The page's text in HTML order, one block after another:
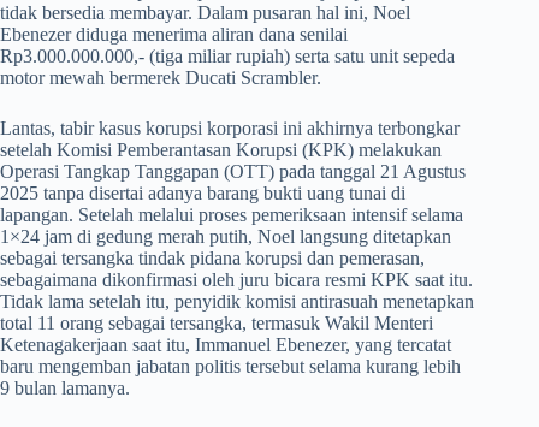
tidak bersedia membayar. Dalam pusaran hal ini, Noel
Ebenezer diduga menerima aliran dana senilai
Rp3.000.000.000,- (tiga miliar rupiah) serta satu unit sepeda
motor mewah bermerek Ducati Scrambler.
​Lantas, tabir kasus korupsi korporasi ini akhirnya terbongkar
setelah Komisi Pemberantasan Korupsi (KPK) melakukan
Operasi Tangkap Tanggapan (OTT) pada tanggal 21 Agustus
2025 tanpa disertai adanya barang bukti uang tunai di
lapangan. Setelah melalui proses pemeriksaan intensif selama
1×24 jam di gedung merah putih, Noel langsung ditetapkan
sebagai tersangka tindak pidana korupsi dan pemerasan,
sebagaimana dikonfirmasi oleh juru bicara resmi KPK saat itu.
Tidak lama setelah itu, penyidik komisi antirasuah menetapkan
total 11 orang sebagai tersangka, termasuk Wakil Menteri
Ketenagakerjaan saat itu, Immanuel Ebenezer, yang tercatat
baru mengemban jabatan politis tersebut selama kurang lebih
9 bulan lamanya.